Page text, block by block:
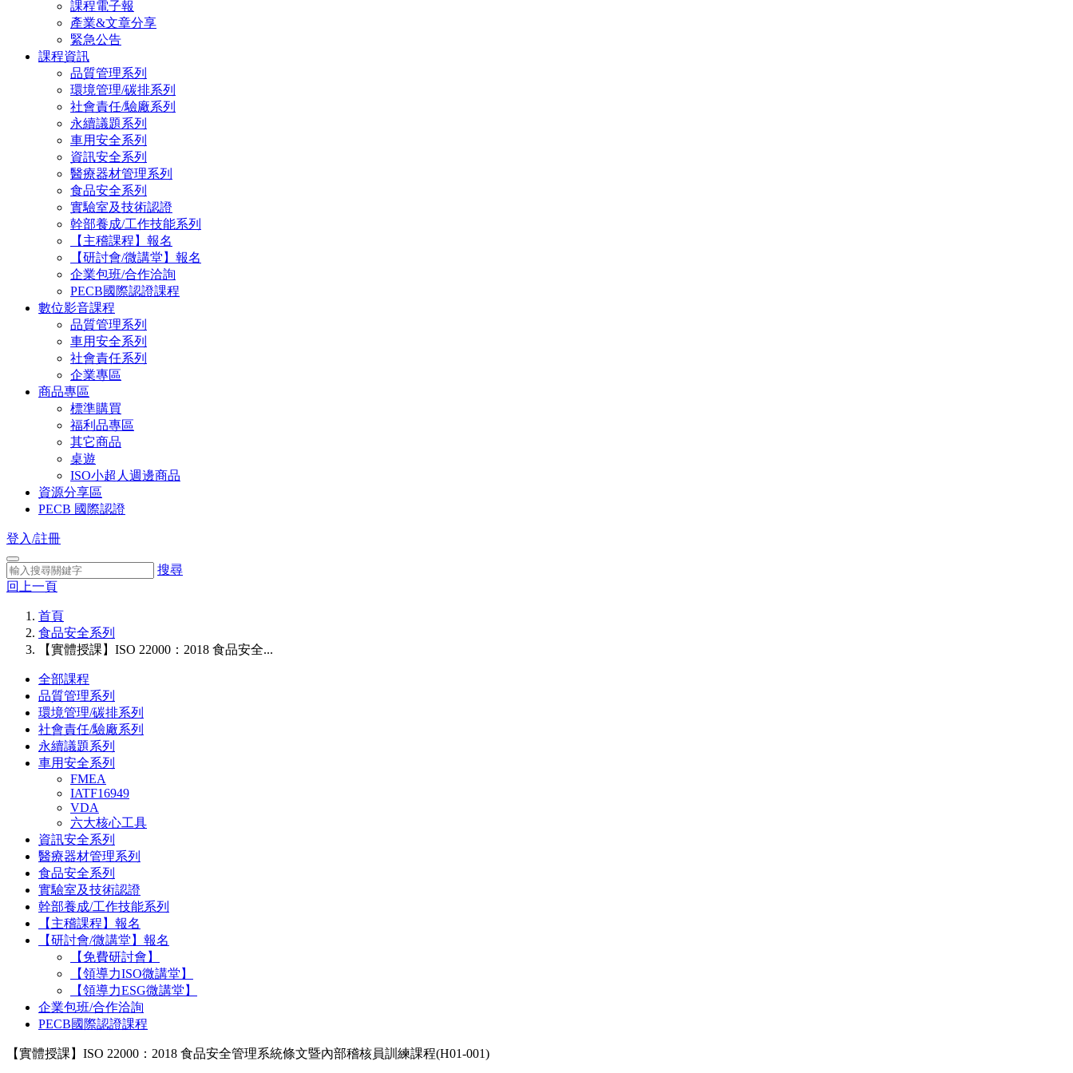
課程電子報
產業&文章分享
緊急公告
課程資訊
品質管理系列
環境管理/碳排系列
社會責任/驗廠系列
永續議題系列
車用安全系列
資訊安全系列
醫療器材管理系列
食品安全系列
實驗室及技術認證
幹部養成/工作技能系列
【主稽課程】報名
【研討會/微講堂】報名
企業包班/合作洽詢
PECB國際認證課程
數位影音課程
品質管理系列
車用安全系列
社會責任系列
企業專區
商品專區
標準購買
福利品專區
其它商品
桌遊
ISO小超人週邊商品
資源分享區
PECB 國際認證
登入/註冊
搜尋
回上一頁
首頁
食品安全系列
【實體授課】ISO 22000：2018 食品安全...
全部課程
品質管理系列
環境管理/碳排系列
社會責任/驗廠系列
永續議題系列
車用安全系列
FMEA
IATF16949
VDA
六大核心工具
資訊安全系列
醫療器材管理系列
食品安全系列
實驗室及技術認證
幹部養成/工作技能系列
【主稽課程】報名
【研討會/微講堂】報名
【免費研討會】
【領導力ISO微講堂】
【領導力ESG微講堂】
企業包班/合作洽詢
PECB國際認證課程
【實體授課】ISO 22000：2018 食品安全管理系統條文暨內部稽核員訓練課程(H01-001)